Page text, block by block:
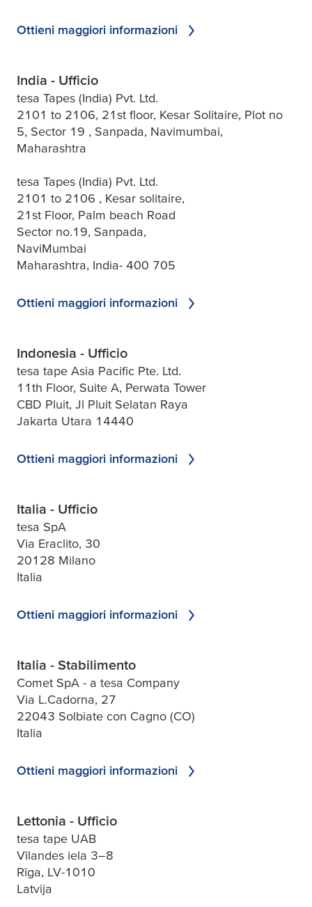
Ottieni maggiori informazioni
India - Ufficio
tesa Tapes (India) Pvt. Ltd.
2101 to 2106, 21st floor, Kesar Solitaire, Plot no
5, Sector 19 , Sanpada, Navimumbai,
Maharashtra
tesa Tapes (India) Pvt. Ltd.
2101 to 2106 , Kesar solitaire,
21st Floor, Palm beach Road
Sector no.19, Sanpada,
NaviMumbai
Maharashtra, India- 400 705
Ottieni maggiori informazioni
Indonesia - Ufficio
tesa tape Asia Pacific Pte. Ltd.
11th Floor, Suite A, Perwata Tower
CBD Pluit, Jl Pluit Selatan Raya
Jakarta Utara 14440
Ottieni maggiori informazioni
Italia - Ufficio
tesa SpA
Via Eraclito, 30
20128 Milano
Italia
Ottieni maggiori informazioni
Italia - Stabilimento
Comet SpA - a tesa Company
Via L.Cadorna, 27
22043 Solbiate con Cagno (CO)
Italia
Ottieni maggiori informazioni
Lettonia - Ufficio
tesa tape UAB
Vīlandes iela 3–8
Rīga, LV-1010
Latvija